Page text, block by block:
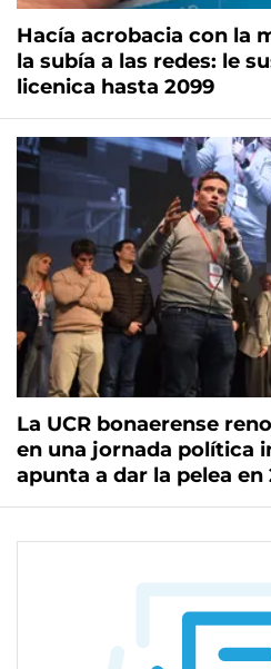
Hacía acrobacia con la
la subía a las redes: le
licenica hasta 2099
La UCR bonaerense
en una jornada política
apunta a dar la pelea en